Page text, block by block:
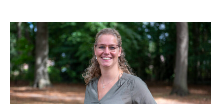
inhoud
springen